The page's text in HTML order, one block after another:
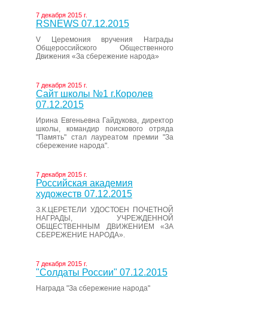
7 декабря 2015 г.
RSNEWS 07.12.2015
V Церемония вручения Награды
Общероссийского Общественного
Движения «За сбережение народа»
7 декабря 2015 г.
Сайт школы №1 г.Королев
07.12.2015
Ирина Евгеньевна Гайдукова, директор
школы, командир поискового отряда
"Память" стал лауреатом премии "За
сбережение народа".
7 декабря 2015 г.
Российская академия
художеств 07.12.2015
З.К.ЦЕРЕТЕЛИ УДОСТОЕН ПОЧЕТНОЙ
НАГРАДЫ, УЧРЕЖДЕННОЙ
ОБЩЕСТВЕННЫМ ДВИЖЕНИЕМ «ЗА
СБЕРЕЖЕНИЕ НАРОДА».
7 декабря 2015 г.
"Солдаты России" 07.12.2015
Награда "За сбережение народа"